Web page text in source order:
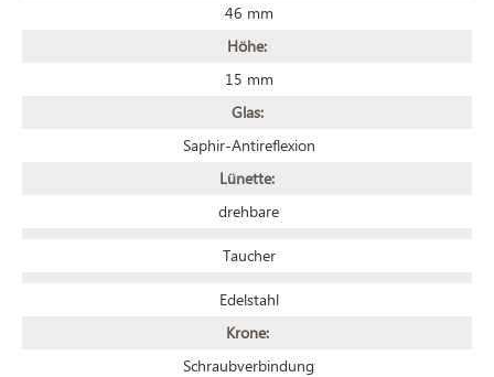
46 mm
Höhe:
15 mm
Glas:
Saphir-Antireflexion
Lünette:
drehbare
Taucher
Edelstahl
Krone:
Schraubverbindung